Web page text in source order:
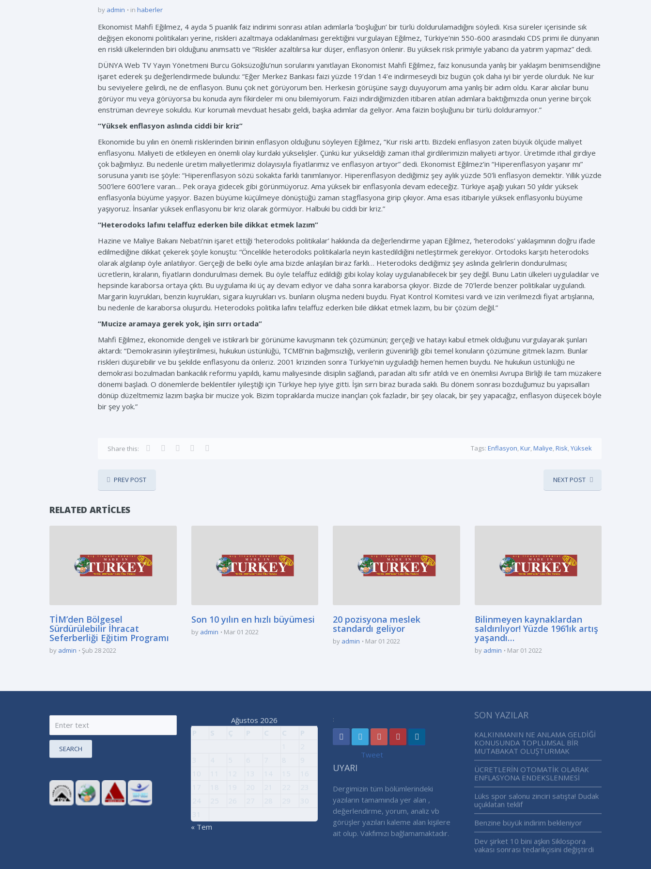
by admin in haberler
Ekonomist Mahfi Eğilmez, 4 ayda 5 puanlık faiz indirimi sonrası atılan adımlarla ‘boşluğun’ bir türlü doldurulamadığını söyledi. Kısa süreler içerisinde sık
değişen ekonomi politikaları yerine, riskleri azaltmaya odaklanılması gerektiğini vurgulayan Eğilmez, Türkiye’nin 550-600 arasındaki CDS primi ile dünyanın
en riskli ülkelerinden biri olduğunu anımsattı ve “Riskler azaltılırsa kur düşer, enflasyon önlenir. Bu yüksek risk primiyle yabancı da yatırım yapmaz” dedi.
DÜNYA Web TV Yayın Yönetmeni Burcu Göksüzoğlu’nun sorularını yanıtlayan Ekonomist Mahfi Eğilmez, faiz konusunda yanlış bir yaklaşım benimsendiğine
işaret ederek şu değerlendirmede bulundu: “Eğer Merkez Bankası faizi yüzde 19’dan 14’e indirmeseydi biz bugün çok daha iyi bir yerde olurduk. Ne kur
bu seviyelere gelirdi, ne de enflasyon. Bunu çok net görüyorum ben. Herkesin görüşüne saygı duyuyorum ama yanlış bir adım oldu. Karar alıcılar bunu
görüyor mu veya görüyorsa bu konuda aynı fikirdeler mi onu bilemiyorum. Faizi indirdiğimizden itibaren atılan adımlara baktığımızda onun yerine birçok
enstrüman devreye sokuldu. Kur korumalı mevduat hesabı geldi, başka adımlar da geliyor. Ama faizin boşluğunu bir türlü dolduramıyor.”
“Yüksek enflasyon aslında ciddi bir kriz”
Ekonomide bu yılın en önemli risklerinden birinin enflasyon olduğunu söyleyen Eğilmez, “Kur riski arttı. Bizdeki enflasyon zaten büyük ölçüde maliyet
enflasyonu. Maliyeti de etkileyen en önemli olay kurdaki yükselişler. Çünkü kur yükseldiği zaman ithal girdilerimizin maliyeti artıyor. Üretimde ithal girdiye
çok bağımlıyız. Bu nedenle üretim maliyetlerimiz dolayısıyla fiyatlarımız ve enflasyon artıyor” dedi. Ekonomist Eğilmez’in “Hiperenflasyon yaşanır mı”
sorusuna yanıtı ise şöyle: “Hiperenflasyon sözü sokakta farklı tanımlanıyor. Hiperenflasyon dediğimiz şey aylık yüzde 50’li enflasyon demektir. Yıllık yüzde
500’lere 600’lere varan… Pek oraya gidecek gibi görünmüyoruz. Ama yüksek bir enflasyonla devam edeceğiz. Türkiye aşağı yukarı 50 yıldır yüksek
enflasyonla büyüme yaşıyor. Bazen büyüme küçülmeye dönüştüğü zaman stagflasyona girip çıkıyor. Ama esas itibariyle yüksek enflasyonlu büyüme
yaşıyoruz. İnsanlar yüksek enflasyonu bir kriz olarak görmüyor. Halbuki bu ciddi bir kriz.”
“Heterodoks lafını telaffuz ederken bile dikkat etmek lazım”
Hazine ve Maliye Bakanı Nebati’nin işaret ettiği ‘heterodoks politikalar’ hakkında da değerlendirme yapan Eğilmez, ‘heterodoks’ yaklaşımının doğru ifade
edilmediğine dikkat çekerek şöyle konuştu: “Öncelikle heterodoks politikalarla neyin kastedildiğini netleştirmek gerekiyor. Ortodoks karşıtı heterodoks
olarak algılanıp öyle anlatılıyor. Gerçeği de belki öyle ama bizde anlaşılan biraz farklı… Heterodoks dediğimiz şey aslında gelirlerin dondurulması;
ücretlerin, kiraların, fiyatların dondurulması demek. Bu öyle telaffuz edildiği gibi kolay kolay uygulanabilecek bir şey değil. Bunu Latin ülkeleri uyguladılar ve
hepsinde karaborsa ortaya çıktı. Bu uygulama iki üç ay devam ediyor ve daha sonra karaborsa çıkıyor. Bizde de 70’lerde benzer politikalar uygulandı.
Margarin kuyrukları, benzin kuyrukları, sigara kuyrukları vs. bunların oluşma nedeni buydu. Fiyat Kontrol Komitesi vardı ve izin verilmezdi fiyat artışlarına,
bu nedenle de karaborsa oluşurdu. Heterodoks politika lafını telaffuz ederken bile dikkat etmek lazım, bu bir çözüm değil.”
“Mucize aramaya gerek yok, işin sırrı ortada”
Mahfi Eğilmez, ekonomide dengeli ve istikrarlı bir görünüme kavuşmanın tek çözümünün; gerçeği ve hatayı kabul etmek olduğunu vurgulayarak şunları
aktardı: “Demokrasinin iyileştirilmesi, hukukun üstünlüğü, TCMB’nin bağımsızlığı, verilerin güvenirliği gibi temel konuların çözümüne gitmek lazım. Bunlar
riskleri düşürebilir ve bu şekilde enflasyonu da önleriz. 2001 krizinden sonra Türkiye’nin uyguladığı hemen hemen buydu. Ne hukukun üstünlüğü ne
demokrasi bozulmadan bankacılık reformu yapıldı, kamu maliyesinde disiplin sağlandı, paradan altı sıfır atıldı ve en önemlisi Avrupa Birliği ile tam müzakere
dönemi başladı. O dönemlerde beklentiler iyileştiği için Türkiye hep iyiye gitti. İşin sırrı biraz burada saklı. Bu dönem sonrası bozduğumuz bu yapısalları
dönüp düzeltmemiz lazım başka bir mucize yok. Bizim topraklarda mucize inançları çok fazladır, bir şey olacak, bir şey yapacağız, enflasyon düşecek böyle
bir şey yok.”
Share this: Tags: Enflasyon,Kur,Maliye,Risk,Yüksek
PREV POST NEXT POST
RELATED ARTICLES
TİM’den Bölgesel
Sürdürülebilir İhracat
Seferberliği Eğitim Programı
by admin Şub 28 2022
Son 10 yılın en hızlı büyümesi
by admin Mar 01 2022
20 pozisyona meslek
standardı geliyor
by admin Mar 01 2022
Bilinmeyen kaynaklardan
saldırılıyor! Yüzde 196’lık artış
yaşandı…
by admin Mar 01 2022
SEARCH
Ağustos 2026
« Tem
:
Tweet
UYARI
Dergimizin tüm bölümlerindeki
yazıların tamamında yer alan ,
değerlendirme, yorum, analiz vb
görüşler yazıları kaleme alan kişilere
ait olup. Vakfımızı bağlamamaktadır.
SON YAZILAR
KALKINMANIN NE ANLAMA GELDİĞİ
KONUSUNDA TOPLUMSAL BİR
MUTABAKAT OLUŞTURMAK
ÜCRETLERİN OTOMATİK OLARAK
ENFLASYONA ENDEKSLENMESİ
Lüks spor salonu zinciri satışta! Dudak
uçuklatan teklif
Benzine büyük indirim bekleniyor
Dev şirket 10 bini aşkın Siklospora
vakası sonrası tedarikçisini değiştirdi